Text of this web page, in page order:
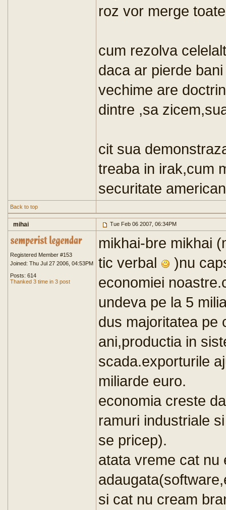
roz vor merge
cum rezolva
daca ar pierde
vechime are
dintre ,sa
cit sua
treaba in irak,cum
securitate
Back to top
mihai Tue Feb 06 2007, 06:34PM
Registered Member #153
Joined: Thu Jul 27 2006, 04:53PM
Posts: 614
Thanked 3 time in 3 post
mikhai-bre mikhai
tic verbal
)nu
economiei
undeva pe la 5
dus majoritatea pe
ani,productia in
scada.exporturile
miliarde euro.
economia creste
ramuri industriale
se pricep).
atata vreme cat nu
si cat nu cream